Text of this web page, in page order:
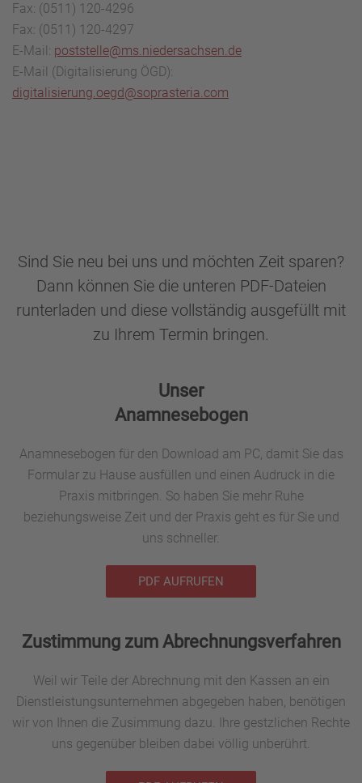
Fax: (0511) 120-4296
Fax: (0511) 120-4297
E-Mail: poststelle@ms.niedersachsen.de
E-Mail (Digitalisierung ÖGD):
digitalisierung.oegd@soprasteria.com
Sind Sie neu bei uns und möchten Zeit sparen?
Dann können Sie die unteren PDF-Dateien
runterladen und diese vollständig ausgefüllt mit
zu Ihrem Termin bringen.
Unser
Anamnesebogen
Anamnesebogen für den Download am PC, damit Sie das
Formular zu Hause ausfüllen und einen Audruck in die
Praxis mitbringen. So haben Sie mehr Ruhe
beziehungsweise Zeit und der Praxis geht es für Sie und
uns schneller.
PDF AUFRUFEN
Zustimmung zum Abrechnungsverfahren
Weil wir Teile der Abrechnung mit den Kassen an ein
Dienstleistungsunternehmen abgegeben haben, benötigen
wir von Ihnen die Zusimmung dazu. Ihre gestzlichen Rechte
uns gegenüber bleiben dabei völlig unberührt.